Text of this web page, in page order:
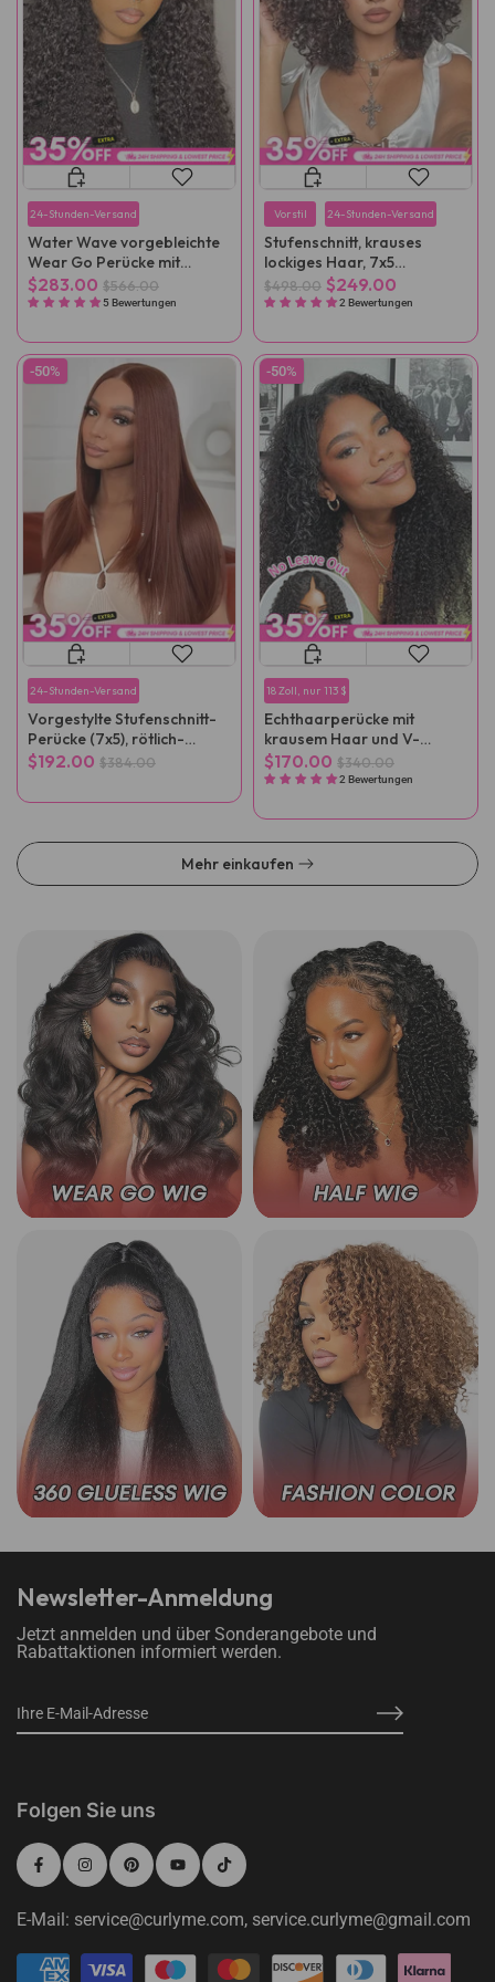
24-Stunden-Versand
Water Wave vorgebleichte
Wear Go Perücke mit
flexibler Passform und
Kordelzug
$283.00 $566.00
5 Bewertungen
Vorstil 24-Stunden-Versand
Stufenschnitt, krauses
lockiges Haar, 7x5
vorgeschnittene Spitze,
tragbare Perücke
$498.00 $249.00
2 Bewertungen
-50%
24-Stunden-Versand
Vorgestylte Stufenschnitt-
Perücke (7x5), rötlich-
braun, glatt, tragbar
$192.00 $384.00
-50%
18 Zoll, nur 113 $
Echthaarperücke mit
krausem Haar und V-
Scheitel, vorgezupft
$170.00 $340.00
2 Bewertungen
Mehr einkaufen
Tragen Sie kleberlose Perücken 3-in-1-Halbperücke
360 Lace Wear Go Perücken Tragen Sie Go Color
Newsletter-Anmeldung
Jetzt anmelden und über Sonderangebote und
Rabattaktionen informiert werden.
Folgen Sie uns
E-Mail: service@curlyme.com, service.curlyme@gmail.com